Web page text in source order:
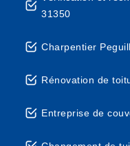
31350
Charpentier
Rénovation de
Entreprise de